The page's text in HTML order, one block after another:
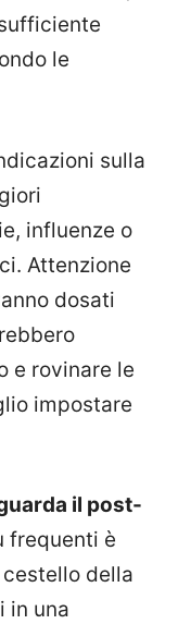
le
sulla
influenze o
Attenzione
dosati
e rovinare le
impostare
il post-
frequenti è
della
in una